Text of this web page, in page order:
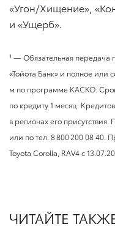
«Угон/Хищение»,
и «Ущерб».
1 — Обязательная передача
«Тойота Банк» и полное или
м по программе КАСКО.
по кредиту 1 месяц.
в регионах его
или по тел. 8 800 200 08 40.
Toyota Corolla, RAV4с
ЧИТАЙТЕ